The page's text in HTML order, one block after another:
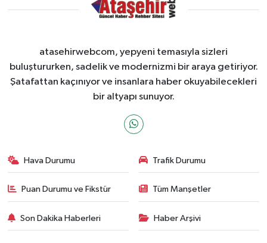
atasehirwebcom, yepyeni temasıyla sizleri
buluştururken, sadelik ve modernizmi bir araya getiriyor.
Şatafattan kaçınıyor ve insanlara haber okuyabilecekleri
bir altyapı sunuyor.
Hava Durumu Trafik Durumu
Puan Durumu ve Fikstür Tüm Manşetler
Son Dakika Haberleri Haber Arşivi